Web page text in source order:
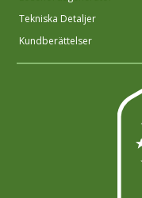
Tekniska Detaljer
Kundberättelser